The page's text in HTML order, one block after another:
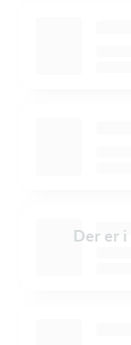
Der er